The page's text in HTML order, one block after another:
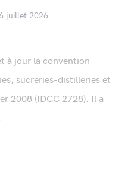
juillet 2026
à jour la convention
sucreries-distilleries et
2008 (IDCC 2728). Il a